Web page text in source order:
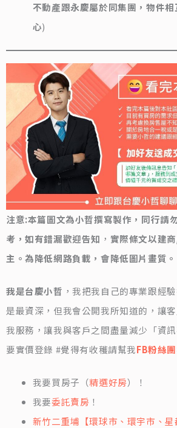
不動產跟永慶屬於同集團，物件
心)
注意:本篇圖文為小哲撰寫製作，同行請
考，如有錯漏歡迎告知 ， 實際條文以建
主。為降低網路負載，會降低圖片畫質。
我是台慶小哲 ，我把我自己的專業跟經
是最資深，但我會公開我所知道的，讓
我服務，讓我與客戶之間盡量減少「資
要實價登錄 #覺得有收穫請幫我FB粉絲團
我要買房子（精選好房）！
我要委託賣房 ！
新竹二重埔【環球市、環宇市、星